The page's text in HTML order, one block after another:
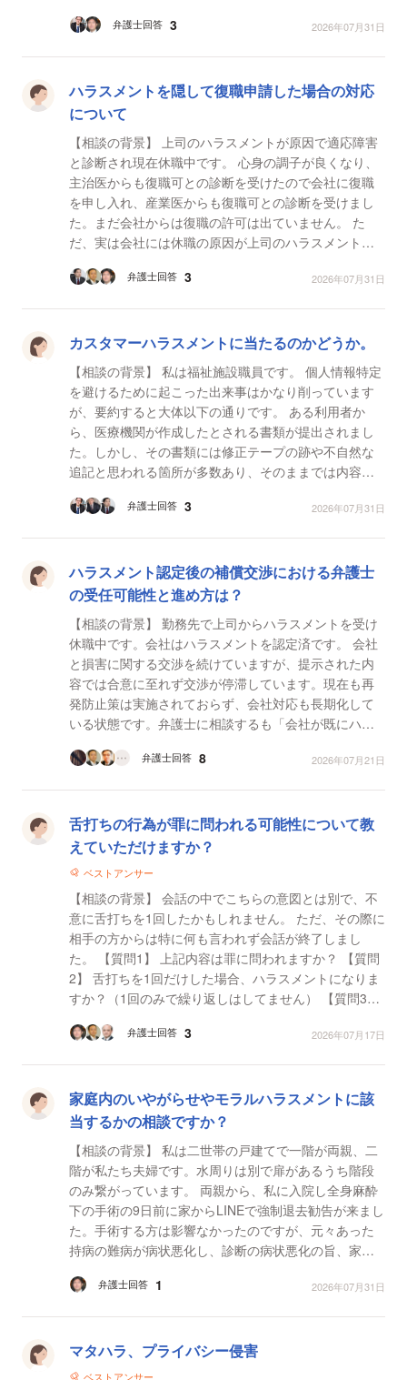
アスをして「牛...
弁護士回答 3 2026年07月31日
ハラスメントを隠して復職申請した場合の対応
について
【相談の背景】 上司のハラスメントが原因で適応障害
と診断され現在休職中です。 心身の調子が良くなり、
主治医からも復職可との診断を受けたので会社に復職
を申し入れ、産業医からも復職可との診断を受けまし
た。まだ会社からは復職の許可は出ていません。 た
だ、実は会社には休職の原因が上司のハラスメントで
総務...
弁護士回答 3 2026年07月31日
カスタマーハラスメントに当たるのかどうか。
【相談の背景】 私は福祉施設職員です。 個人情報特定
を避けるために起こった出来事はかなり削っています
が、要約すると大体以下の通りです。 ある利用者か
ら、医療機関が作成したとされる書類が提出されまし
た。しかし、その書類には修正テープの跡や不自然な
追記と思われる箇所が多数あり、そのままでは内容を
機...
弁護士回答 3 2026年07月31日
ハラスメント認定後の補償交渉における弁護士
の受任可能性と進め方は？
【相談の背景】 勤務先で上司からハラスメントを受け
休職中です。会社はハラスメントを認定済です。 会社
と損害に関する交渉を続けていますが、提示された内
容では合意に至れず交渉が停滞しています。現在も再
発防止策は実施されておらず、会社対応も長期化して
いる状態です。弁護士に相談するも「会社が既にハラ
済的な...
弁護士回答 8 2026年07月21日
舌打ちの行為が罪に問われる可能性について教
えていただけますか？
ベストアンサー
【相談の背景】 会話の中でこちらの意図とは別で、不
意に舌打ちを1回したかもしれません。 ただ、その際に
相手の方からは特に何も言われず会話が終了しまし
た。 【質問1】 上記内容は罪に問われますか？ 【質問
2】 舌打ちを1回だけした場合、ハラスメントになりま
すか？（1回のみで繰り返しはしてません） 【質問3】
弁護士回答 3 2026年07月17日
家庭内のいやがらせやモラルハラスメントに該
当するかの相談ですか？
【相談の背景】 私は二世帯の戸建てで一階が両親、二
階が私たち夫婦です。水周りは別で扉があるうち階段
のみ繋がっています。 両親から、私に入院し全身麻酔
下の手術の9日前に家からLINEで強制退去勧告が来まし
た。手術する方は影響なかったのですが、元々あった
持病の難病が病状悪化し、診断の病状悪化の旨、家庭
持病の...弁護士回答 1 2026年07月31日
マタハラ、プライバシー侵害
ベストアンサー